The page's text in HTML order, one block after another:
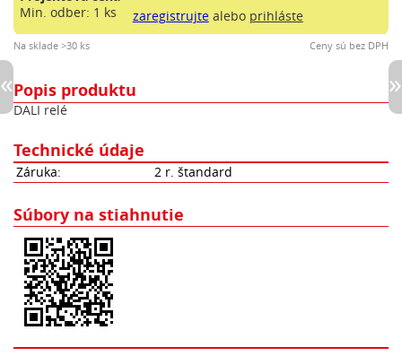
Min. odber: 1 ks
zaregistrujtealebo prihláste
Na sklade >30 ks Ceny sú bez DPH
Popis produktu
DALI relé
Technické údaje
Záruka: 2 r. štandard
Súbory na stiahnutie